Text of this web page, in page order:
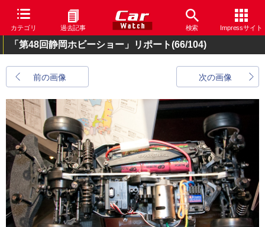
カテゴリ 過去記事 検索 Impressサイト
「第48回静岡ホビーショー」リポート(66/104)
前の画像 次の画像